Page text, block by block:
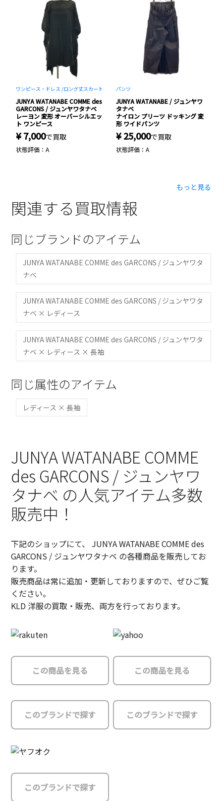
ワンピース・ドレス /ロング丈スカート
JUNYA WATANABE COMME des
GARCONS / ジュンヤワタナベ
レーヨン 変形 オーバーシルエッ
ト ワンピース
¥ 7,000で買取
状態評価：A
パンツ
JUNYA WATANABE / ジュンヤワ
タナベ
ナイロン プリーツ ドッキング 変
形 ワイドパンツ
¥ 25,000で買取
状態評価：A
もっと見る
関連する買取情報
同じブランドのアイテム
JUNYA WATANABE COMME des GARCONS / ジュンヤワタ
ナベ
JUNYA WATANABE COMME des GARCONS / ジュンヤワタ
ナベ × レディース
JUNYA WATANABE COMME des GARCONS / ジュンヤワタ
ナベ × レディース × 長袖
同じ属性のアイテム
レディース × 長袖
JUNYA WATANABE COMME
des GARCONS / ジュンヤワ
タナベ の人気アイテム多数
販売中！
下記のショップにて、 JUNYA WATANABE COMME des
GARCONS / ジュンヤワタナベ の各種商品を販売してお
ります。
販売商品は常に追加・更新しておりますので、ぜひご覧
ください。
KLD 洋服の買取・販売、両方を行っております。
この商品を見る
このブランドで探す
この商品を見る
このブランドで探す
このブランドで探す